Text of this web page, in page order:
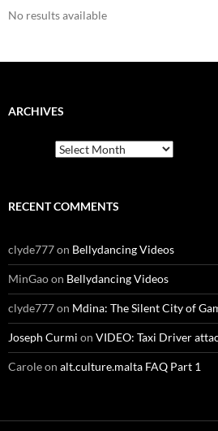
No results available
ARCHIVES
RECENT COMMENTS
clyde777on Bellydancing Videos
MinGaoon Bellydancing Videos
clyde777on Mdina: The Silent City of
Joseph Curmi on VIDEO: Taxi Driver
Caroleon alt.culture.malta FAQ Part 1